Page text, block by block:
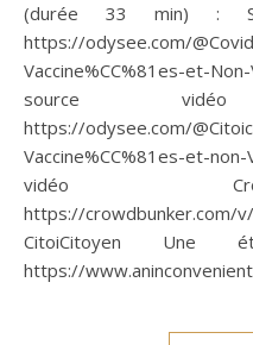
(durée 33 min) :
https://odysee.com/
Vaccine%CC%81es-et-
source
https://odysee.com/
Vaccine%CC%81es-et-
vidéo
https://
CitoiCitoyen
https://